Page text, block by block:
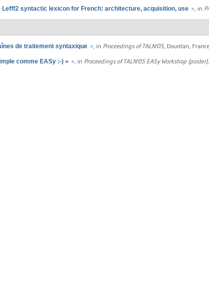
Lefff2 syntactic lexicon for French: architecture, acquisition, use », in
de traitement syntaxique », in Proceedings of TALN'05, Dourdan,
comme EASy :-) » », in Proceedings of TALN'05 EASy Workshop (poster)